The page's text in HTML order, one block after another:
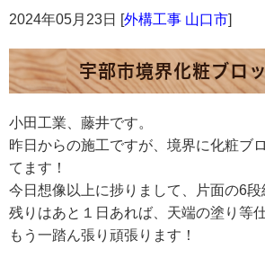
2024年05月23日 [外構工事 山口市]
宇部市境界化粧ブロ
小田工業、藤井です。
昨日からの施工ですが、境界に化粧ブ
てます！
今日想像以上に捗りまして、片面の6
残りはあと１日あれば、天端の塗り等
もう一踏ん張り頑張ります！